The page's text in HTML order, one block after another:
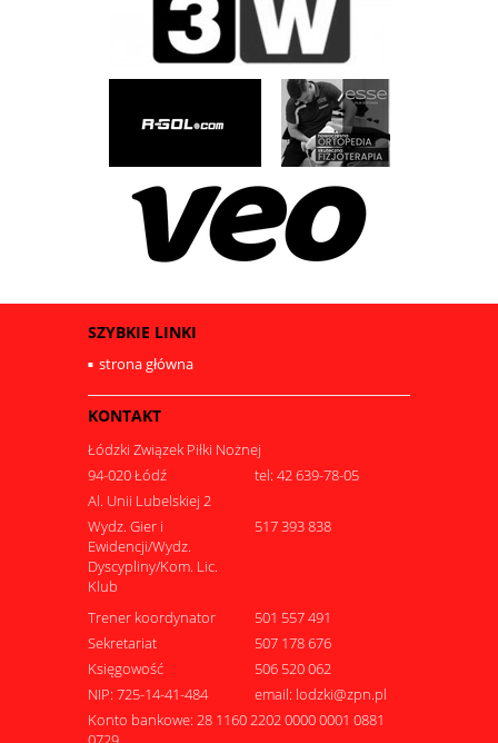
SZYBKIE LINKI
strona główna
KONTAKT
Łódzki Związek Piłki Nożnej
94-020 Łódź
tel: 42 639-78-05
Al. Unii Lubelskiej 2
Wydz. Gier i
Ewidencji/Wydz.
Dyscypliny/Kom. Lic.
Klub
517 393 838
Trener koordynator
501 557 491
Sekretariat
507 178 676
Księgowość
506 520 062
NIP: 725-14-41-484
email: lodzki@zpn.pl
Konto bankowe: 28 1160 2202 0000 0001 0881